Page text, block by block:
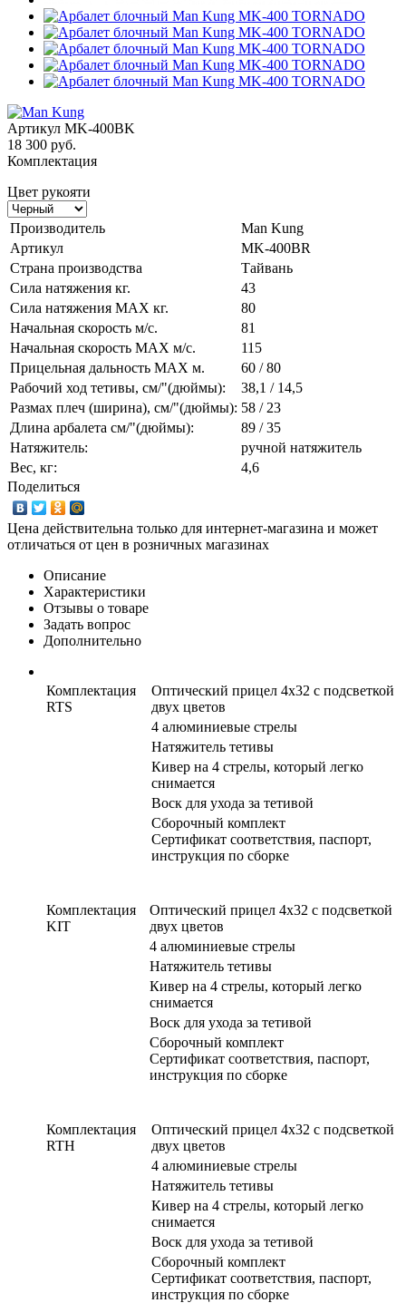
Артикул MK-400BK
18 300 руб.
Комплектация
Цвет рукояти
Производитель
Man Kung
Артикул
MK-400BR
Страна производства
Тайвань
Сила натяжения кг.
43
Сила натяжения MAX кг.
80
Начальная скорость м/с.
81
Начальная скорость MAX м/c.
115
Прицельная дальность MAX м.
60 / 80
Рабочий ход тетивы, см/"(дюймы):
38,1 / 14,5
Размах плеч (ширина), см/"(дюймы): 58 / 23
Длина арбалета см/"(дюймы):
89 / 35
Натяжитель:
ручной натяжитель
Вес, кг:
4,6
Поделиться
Цена действительна только для интернет-магазина и может
отличаться от цен в розничных магазинах
Описание
Характеристики
Отзывы о товаре
Задать вопрос
Дополнительно
Комплектация
RTS
Оптический прицел 4х32 с подсветкой
двух цветов
4 алюминиевые стрелы
Натяжитель тетивы
Кивер на 4 стрелы, который легко
снимается
Воск для ухода за тетивой
Сборочный комплект
Сертификат соответствия, паспорт,
инструкция по сборке
Комплектация
KIT
Оптический прицел 4х32 с подсветкой
двух цветов
4 алюминиевые стрелы
Натяжитель тетивы
Кивер на 4 стрелы, который легко
снимается
Воск для ухода за тетивой
Сборочный комплект
Сертификат соответствия, паспорт,
инструкция по сборке
Комплектация
RTH
Оптический прицел 4х32 с подсветкой
двух цветов
4 алюминиевые стрелы
Натяжитель тетивы
Кивер на 4 стрелы, который легко
снимается
Воск для ухода за тетивой
Сборочный комплект
Сертификат соответствия, паспорт,
инструкция по сборке